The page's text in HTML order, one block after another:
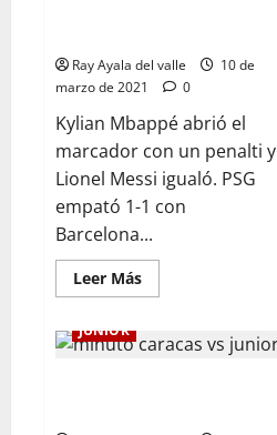
Ray Ayala del valle
10 de
marzo de 2021
0
Kylian Mbappé abrió el
marcador con un penalti y
Lionel Messi igualó. PSG
empató 1-1 con
Barcelona...
Leer Más
JUNIOR